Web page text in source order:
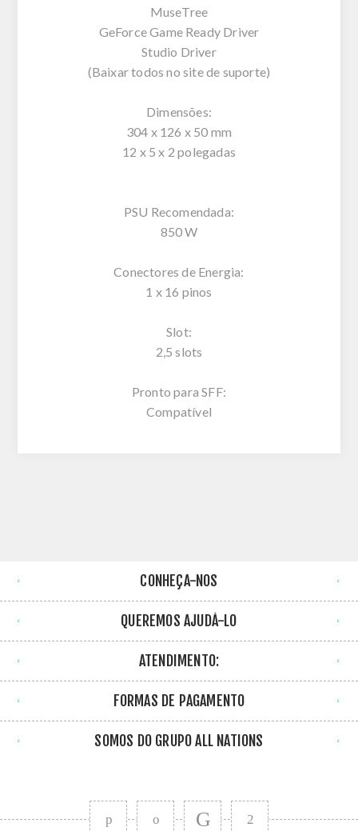
MuseTree
GeForce Game Ready Driver
Studio Driver
(Baixar todos no site de suporte)
Dimensões:
304 x 126 x 50 mm
12 x 5 x 2 polegadas
PSU Recomendada:
850 W
Conectores de Energia:
1 x 16 pinos
Slot:
2,5 slots
Pronto para SFF:
Compatível
CONHEÇA-NOS
QUEREMOS AJUDÁ-LO
ATENDIMENTO:
FORMAS DE PAGAMENTO
SOMOS DO GRUPO ALL NATIONS